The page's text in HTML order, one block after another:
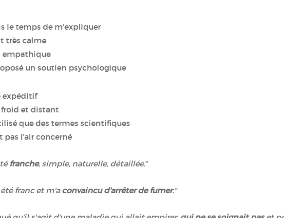
le temps de m'expliquer
très calme
un soutien psychologique
expéditif
et distant
que des termes scientifiques
pas l’air concerné
franche, simple, naturelle, détaillée."
franc et m'aconvaincu d'arrêter de fumer."